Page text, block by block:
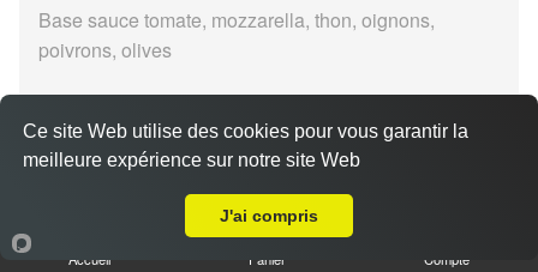
Base sauce tomate, mozzarella, thon, oignons,
poivrons, olives
Pizza napolitaine méga
Accueil Panier Compte
Ce site Web utilise des cookies pour vous garantir la
meilleure expérience sur notre site Web
J'ai compris